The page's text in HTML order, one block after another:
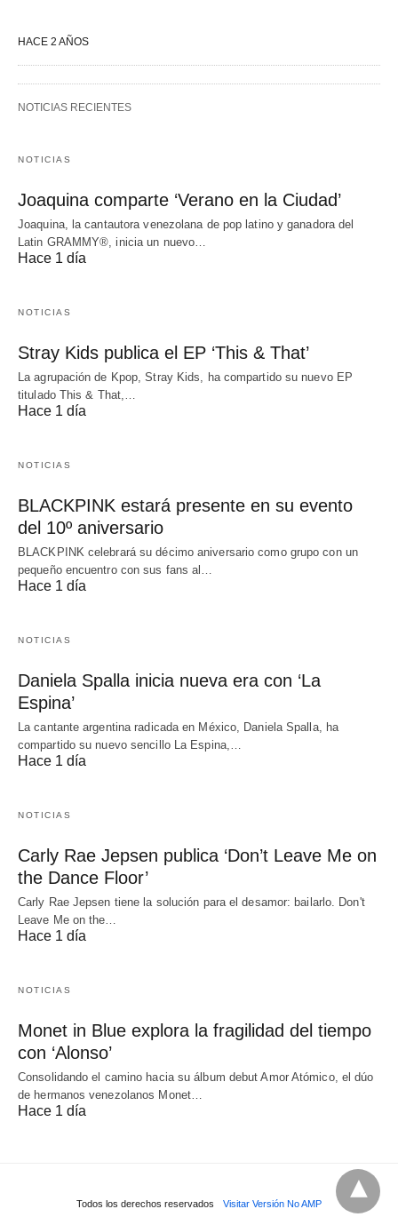
HACE 2 AÑOS
NOTICIAS RECIENTES
NOTICIAS
Joaquina comparte ‘Verano en la Ciudad’
Joaquina, la cantautora venezolana de pop latino y ganadora del
Latin GRAMMY®, inicia un nuevo…
Hace 1 día
NOTICIAS
Stray Kids publica el EP ‘This & That’
La agrupación de Kpop, Stray Kids, ha compartido su nuevo EP
titulado This & That,…
Hace 1 día
NOTICIAS
BLACKPINK estará presente en su evento
del 10º aniversario
BLACKPINK celebrará su décimo aniversario como grupo con un
pequeño encuentro con sus fans al…
Hace 1 día
NOTICIAS
Daniela Spalla inicia nueva era con ‘La
Espina’
La cantante argentina radicada en México, Daniela Spalla, ha
compartido su nuevo sencillo La Espina,…
Hace 1 día
NOTICIAS
Carly Rae Jepsen publica ‘Don’t Leave Me on
the Dance Floor’
Carly Rae Jepsen tiene la solución para el desamor: bailarlo. Don't
Leave Me on the…
Hace 1 día
NOTICIAS
Monet in Blue explora la fragilidad del tiempo
con ‘Alonso’
Consolidando el camino hacia su álbum debut Amor Atómico, el dúo
de hermanos venezolanos Monet…
Hace 1 día
Todos los derechos reservados Visitar Versión No AMP